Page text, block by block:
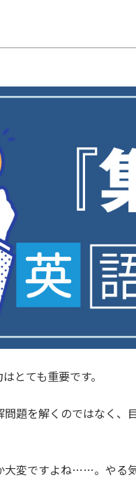
とても重要です。
題を解くのではなく、
大変ですよね……。やる